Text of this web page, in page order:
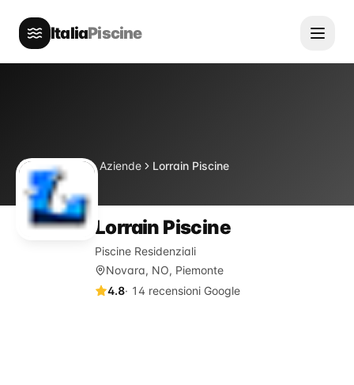
ItaliaPiscine
HomeDirectory Aziende Lorrain Piscine
Lorrain Piscine
Piscine Residenziali
Novara, NO, Piemonte
4.8· 14 recensioni Google